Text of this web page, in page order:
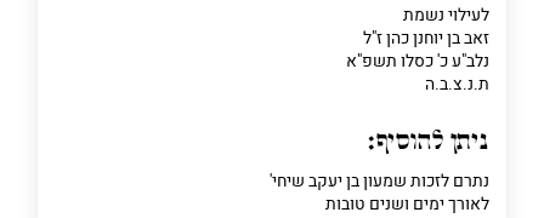
פרט על מה מדובר
לעילוי נשמת
זאב בן יוחנן כהן ז"ל
נלב"ע כ' כסלו תשפ"א
ת.נ.צ.ב.ה
ניתן להוסיף:
נתרם לזכות שמעון בן יעקב שיחי'
לאורך ימים ושנים טובות